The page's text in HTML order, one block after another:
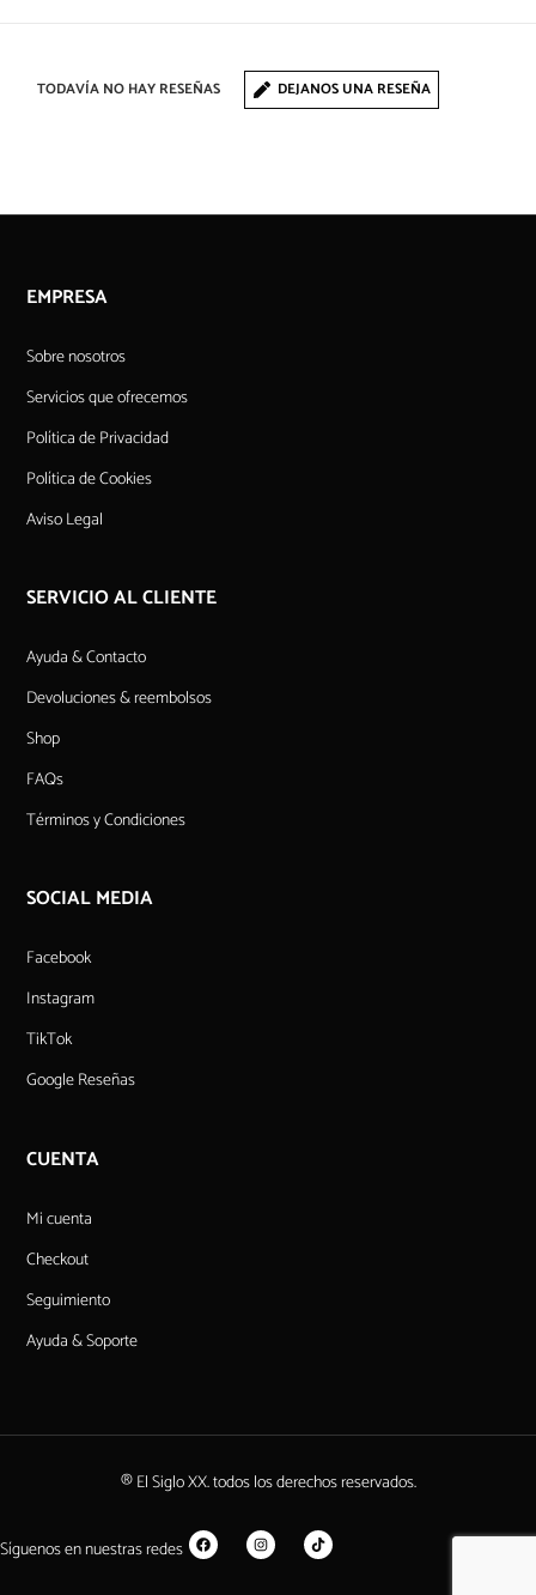
TODAVÍA NO HAY RESEÑAS DEJANOS UNA RESEÑA
EMPRESA
Sobre nosotros
Servicios que ofrecemos
Política de Privacidad
Política de Cookies
Aviso Legal
SERVICIO AL CLIENTE
Ayuda & Contacto
Devoluciones & reembolsos
Shop
FAQs
Términos y Condiciones
SOCIAL MEDIA
Facebook
Instagram
TikTok
Google Reseñas
CUENTA
Mi cuenta
Checkout
Seguimiento
Ayuda & Soporte
® El Siglo XX. todos los derechos reservados.
Síguenos en nuestras redes